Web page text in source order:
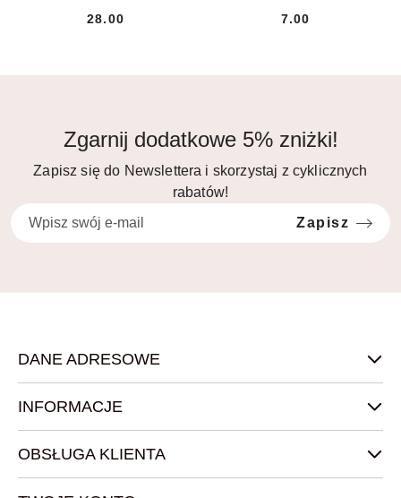
Cena:
28.00
nadwrażliwych 100ml
Cena:
7.00
Zgarnij dodatkowe 5% zniżki!
Zapisz się do Newslettera i skorzystaj z cyklicznych
rabatów!
Zapisz
DANE ADRESOWE
INFORMACJE
OBSŁUGA KLIENTA